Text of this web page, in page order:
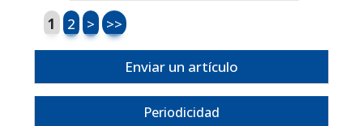
1 2 > >>
Enviar un artículo
Periodicidad